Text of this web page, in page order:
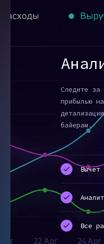
Следите за
прибылью
байерам.
Вычет
Все